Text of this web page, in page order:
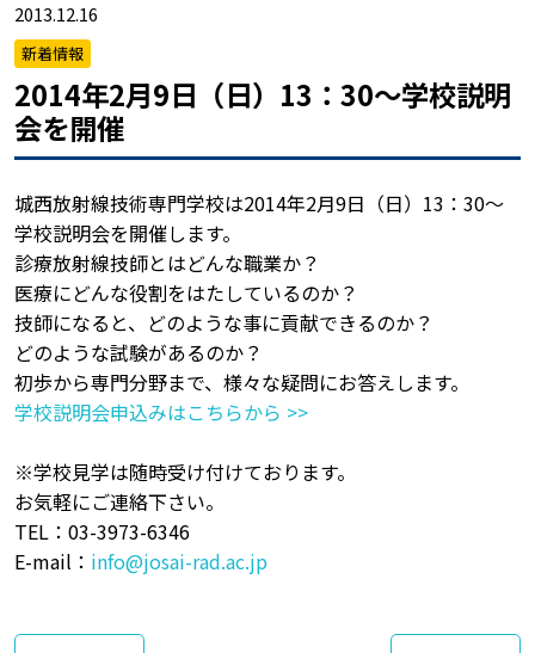
2013.12.16
新着情報
2014年2月9日（日）13：30～学校説明
会を開催
城西放射線技術専門学校は2014年2月9日（日）13：30～
学校説明会を開催します。
診療放射線技師とはどんな職業か？
医療にどんな役割をはたしているのか？
技師になると、どのような事に貢献できるのか？
どのような試験があるのか？
初歩から専門分野まで、様々な疑問にお答えします。
学校説明会申込みはこちらから >>
※学校見学は随時受け付けております。
お気軽にご連絡下さい。
TEL：03-3973-6346
E-mail： info@josai-rad.ac.jp